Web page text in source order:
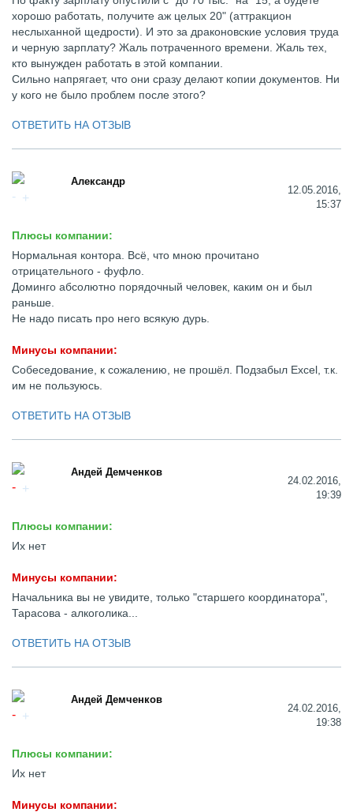
хорошо работать, получите аж целых 20" (аттракцион
неслыханной щедрости). И это за драконовские условия труда
и черную зарплату? Жаль потраченного времени. Жаль тех,
кто вынужден работать в этой компании.
Сильно напрягает, что они сразу делают копии документов. Ни
у кого не было проблем после этого?
ОТВЕТИТЬ НА ОТЗЫВ
Александр
12.05.2016,
15:37
Плюсы компании:
Нормальная контора. Всё, что мною прочитано
отрицательного - фуфло.
Доминго абсолютно порядочный человек, каким он и был
раньше.
Не надо писать про него всякую дурь.
Минусы компании:
Собеседование, к сожалению, не прошёл. Подзабыл Excel, т.к.
им не пользуюсь.
ОТВЕТИТЬ НА ОТЗЫВ
Андей Демченков
24.02.2016,
19:39
Плюсы компании:
Их нет
Минусы компании:
Начальника вы не увидите, только "старшего координатора",
Тарасова - алкоголика...
ОТВЕТИТЬ НА ОТЗЫВ
Андей Демченков
24.02.2016,
19:38
Плюсы компании:
Их нет
Минусы компании: